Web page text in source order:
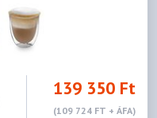
139 350 Ft
(109 724 FT + ÁFA)